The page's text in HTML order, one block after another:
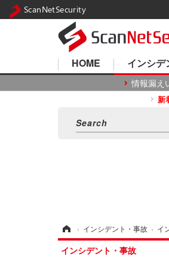
HOME インシデ
情報漏え
新
› インシデント・事故 › イ
インシデント・事故
ScanNetSecurity